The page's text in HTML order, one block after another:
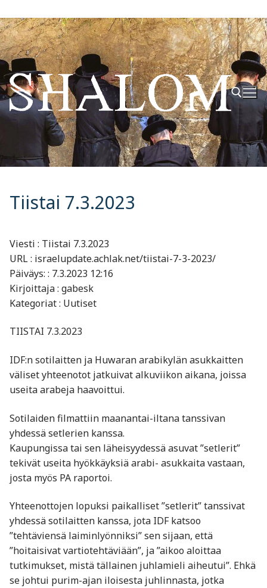
Hyppää
sisältöön
Hae:
Tiistai 7.3.2023
Viesti : Tiistai 7.3.2023
URL : israelupdate.achlak.net/tiistai-7-3-2023/
Päiväys: : 7.3.2023 12:16
Kirjoittaja : gabesk
Kategoriat : Uutiset
TIISTAI 7.3.2023
IDF:n sotilaitten ja Huwaran arabikylän asukkaitten
väliset yhteenotot jatkuivat alkuviikon aikana, joissa
useita arabeja haavoittui.
Sotilaiden filmattiin maanantai-iltana tanssivan
yhdessä setlerien kanssa.
Kaupungissa tai sen läheisyydessä asuvat ”setlerit”
tekivät useita hyökkäyksiä arabi- asukkaita vastaan,
josta myös PA raportoi.
Yhteenottojen lopuksi paikalliset ”setlerit” tanssivat
yhdessä sotilaitten kanssa, jota IDF katsoo
”tehtäviensä laiminlyönniksi” sen sijaan, että
”hoitaisivat vartiotehtäviään”, ja ”aikoo aloittaa
tutkimukset, mistä tällainen juhlamieli aiheutui”. Ehkä
se johtui purim-ajan iloisesta juhlinnasta, jotka